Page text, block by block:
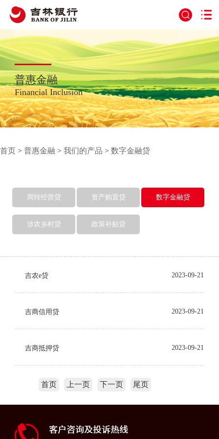
普惠金融
Financial Inclusion
首页 > 普惠金融 > 我们的产品 > 数字金融贷
周转经营贷 资产购置贷 数字金融贷
涉农乡村贷 政策补贴贷
吉农e贷 2023-09-21
吉商信用贷 2023-09-21
吉商抵押贷 2023-09-21
首页 上一页 下一页 尾页